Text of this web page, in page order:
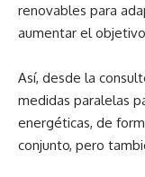
renovables para
aumentar el
Así, desde la
medidas paralelas
energéticas, de
conjunto, pero